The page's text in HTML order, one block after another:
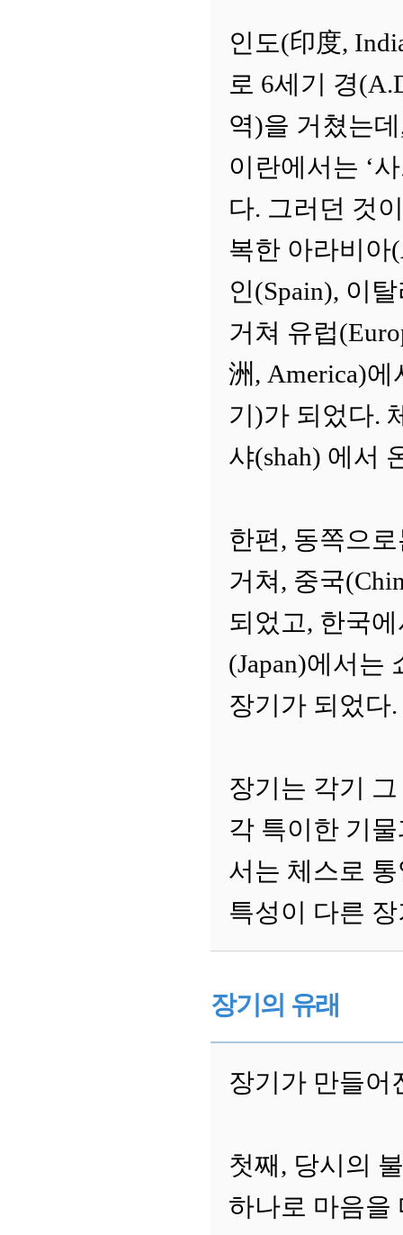
인도(印度,
로 6세기 경
역)을 거쳤는
이란에서는 ‘
다. 그러던 것
복한 아라비아
인(Spain), 이
거쳐 유럽
洲, America)에
기)가 되었다.
샤(shah) 에서
한편, 동쪽으
거쳐, 중국
되었고, 한국
(Japan)에서는
장기가 되었다.
장기는 각기
각 특이한 기
서는 체스로
특성이 다른
장기의 유래
장기가 만들어
첫째, 당시의
하나로 마음을